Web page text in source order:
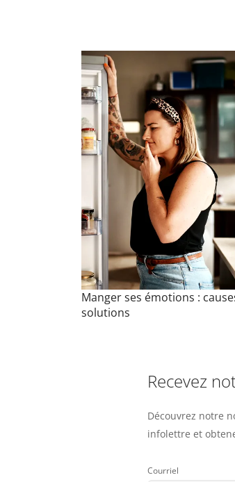
Manger ses émotions :
solutions
Recevez
Découvrez notre
infolettre et
Courriel